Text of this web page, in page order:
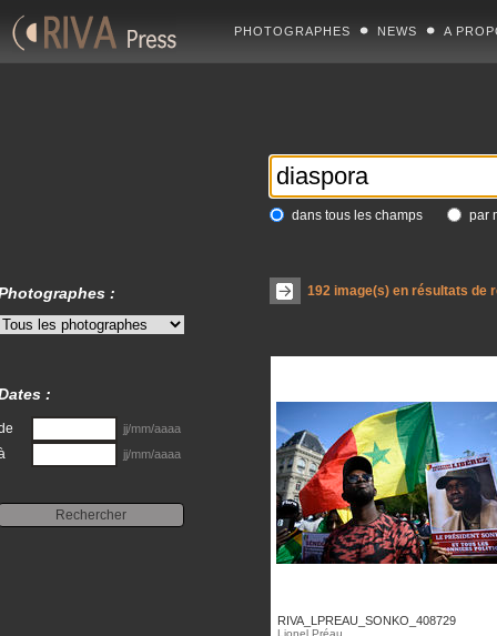
PHOTOGRAPHES NEWS A
dans tous les champs par
192image(s) en résultats de
RIVA_LPREAU_SONKO_408729
Lionel Préau
:
:
jj/mm/aaaa
jj/mm/aaaa